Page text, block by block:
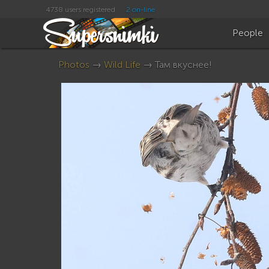
4738 users registered 2 on-line
People
Photos → Wild Life → Там вкуснее!